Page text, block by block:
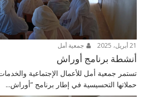
21 أبريل، 2025 جمعية أمل
أنشطة برنامج أوراش
تستمر جمعية أمل للأعمال الإجتماعية
حملاتها التحسيسية في إطار برنامج “أوراش...